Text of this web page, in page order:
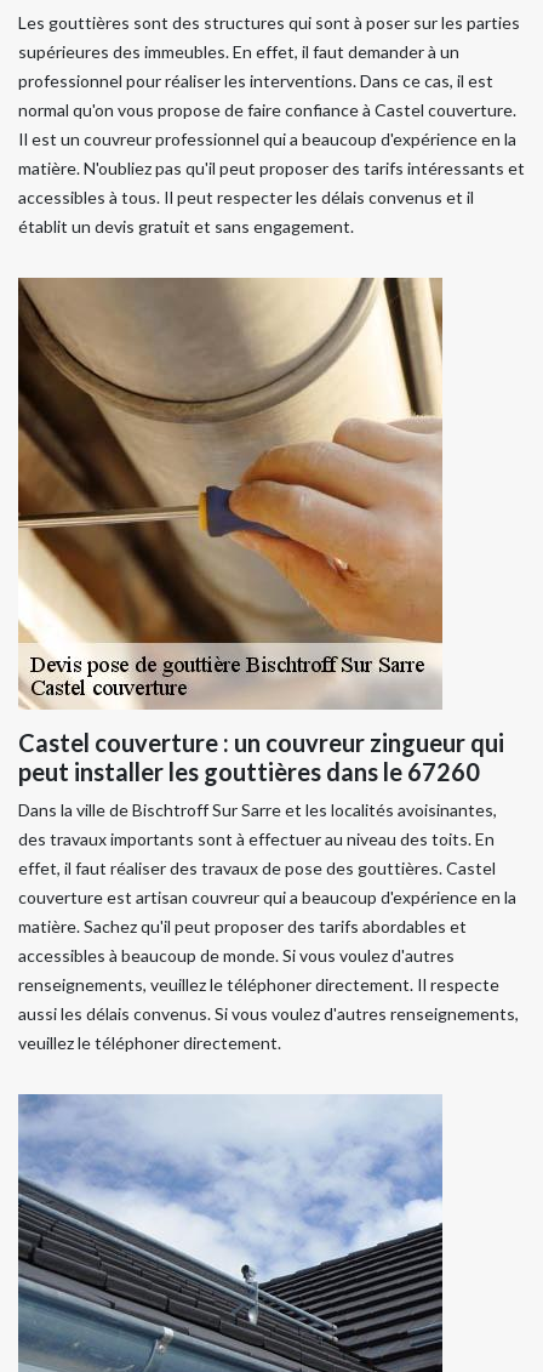
Les gouttières sont des structures qui sont à poser sur les parties
supérieures des immeubles. En effet, il faut demander à un
professionnel pour réaliser les interventions. Dans ce cas, il est
normal qu'on vous propose de faire confiance à Castel couverture.
Il est un couvreur professionnel qui a beaucoup d'expérience en la
matière. N'oubliez pas qu'il peut proposer des tarifs intéressants et
accessibles à tous. Il peut respecter les délais convenus et il
établit un devis gratuit et sans engagement.
Castel couverture : un couvreur zingueur qui
peut installer les gouttières dans le 67260
Dans la ville de Bischtroff Sur Sarre et les localités avoisinantes,
des travaux importants sont à effectuer au niveau des toits. En
effet, il faut réaliser des travaux de pose des gouttières. Castel
couverture est artisan couvreur qui a beaucoup d'expérience en la
matière. Sachez qu'il peut proposer des tarifs abordables et
accessibles à beaucoup de monde. Si vous voulez d'autres
renseignements, veuillez le téléphoner directement. Il respecte
aussi les délais convenus. Si vous voulez d'autres renseignements,
veuillez le téléphoner directement.